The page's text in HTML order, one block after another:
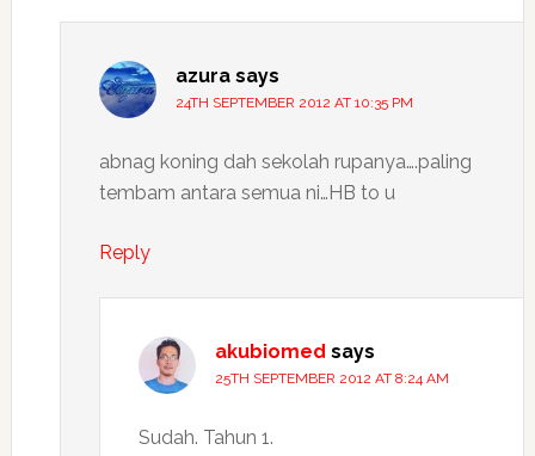
azura says
24TH SEPTEMBER 2012 AT 10:35 PM
abnag koning dah sekolah rupanya….paling
tembam antara semua ni…HB to u
Reply
akubiomed says
25TH SEPTEMBER 2012 AT 8:24 AM
Sudah. Tahun 1.